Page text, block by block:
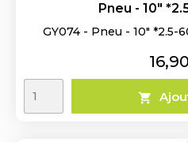
Pneu - 10"
GY074 - Pneu - 10" *2.5-
Prix
